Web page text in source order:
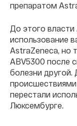
препаратом
До этого
использование
AstraZeneca, но
ABV5300 после
болезни другой.
перестали
Люксембурге.